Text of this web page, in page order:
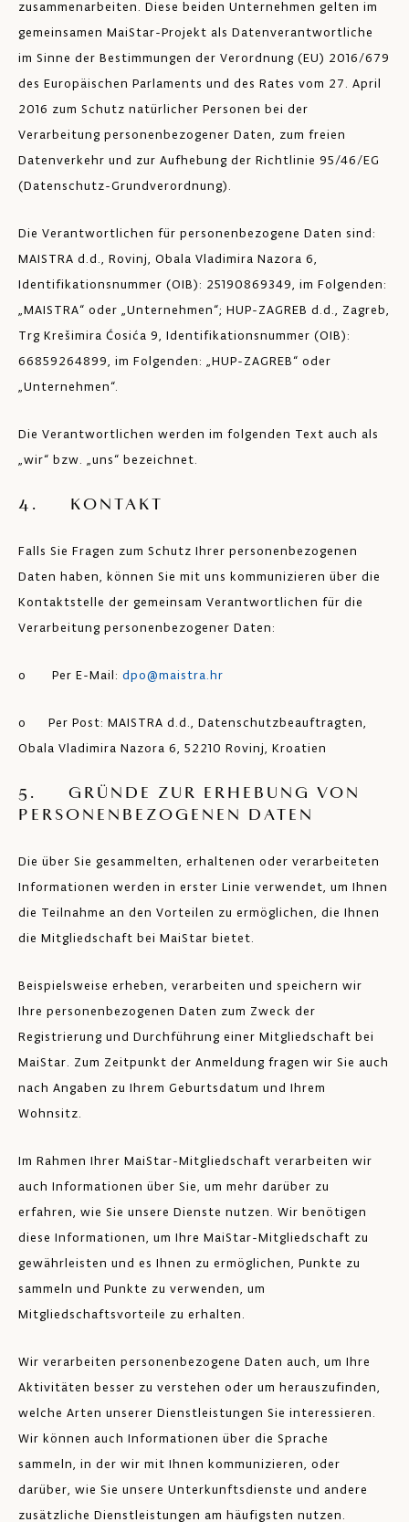
zusammenarbeiten. Diese beiden Unternehmen gelten im
gemeinsamen MaiStar-Projekt als Datenverantwortliche
im Sinne der Bestimmungen der Verordnung (EU) 2016/679
des Europäischen Parlaments und des Rates vom 27. April
2016 zum Schutz natürlicher Personen bei der
Verarbeitung personenbezogener Daten, zum freien
Datenverkehr und zur Aufhebung der Richtlinie 95/46/EG
(Datenschutz-Grundverordnung).
Die Verantwortlichen für personenbezogene Daten sind:
MAISTRA d.d., Rovinj, Obala Vladimira Nazora 6,
Identifikationsnummer (OIB): 25190869349, im Folgenden:
„MAISTRA“ oder „Unternehmen“; HUP-ZAGREB d.d., Zagreb,
Trg Krešimira Ćosića 9, Identifikationsnummer (OIB):
66859264899, im Folgenden: „HUP-ZAGREB“ oder
„Unternehmen“.
Die Verantwortlichen werden im folgenden Text auch als
„wir“ bzw. „uns“ bezeichnet.
4. KONTAKT
Falls Sie Fragen zum Schutz Ihrer personenbezogenen
Daten haben, können Sie mit uns kommunizieren über die
Kontaktstelle der gemeinsam Verantwortlichen für die
Verarbeitung personenbezogener Daten:
o Per E-Mail: dpo@maistra.hr
o Per Post: MAISTRA d.d., Datenschutzbeauftragten,
Obala Vladimira Nazora 6, 52210 Rovinj, Kroatien
5. GRÜNDE ZUR ERHEBUNG VON
PERSONENBEZOGENEN DATEN
Die über Sie gesammelten, erhaltenen oder verarbeiteten
Informationen werden in erster Linie verwendet, um Ihnen
die Teilnahme an den Vorteilen zu ermöglichen, die Ihnen
die Mitgliedschaft bei MaiStar bietet.
Beispielsweise erheben, verarbeiten und speichern wir
Ihre personenbezogenen Daten zum Zweck der
Registrierung und Durchführung einer Mitgliedschaft bei
MaiStar. Zum Zeitpunkt der Anmeldung fragen wir Sie auch
nach Angaben zu Ihrem Geburtsdatum und Ihrem
Wohnsitz.
Im Rahmen Ihrer MaiStar-Mitgliedschaft verarbeiten wir
auch Informationen über Sie, um mehr darüber zu
erfahren, wie Sie unsere Dienste nutzen. Wir benötigen
diese Informationen, um Ihre MaiStar-Mitgliedschaft zu
gewährleisten und es Ihnen zu ermöglichen, Punkte zu
sammeln und Punkte zu verwenden, um
Mitgliedschaftsvorteile zu erhalten.
Wir verarbeiten personenbezogene Daten auch, um Ihre
Aktivitäten besser zu verstehen oder um herauszufinden,
welche Arten unserer Dienstleistungen Sie interessieren.
Wir können auch Informationen über die Sprache
sammeln, in der wir mit Ihnen kommunizieren, oder
darüber, wie Sie unsere Unterkunftsdienste und andere
zusätzliche Dienstleistungen am häufigsten nutzen.